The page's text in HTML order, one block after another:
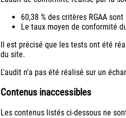
60,38 % des critères RGAA
Le taux moyen de conformité
Il est précisé que les tests ont été
du site.
L'audit n'a pas été réalisé sur un
Contenus inaccessibles
Les contenus listés ci-dessous ne